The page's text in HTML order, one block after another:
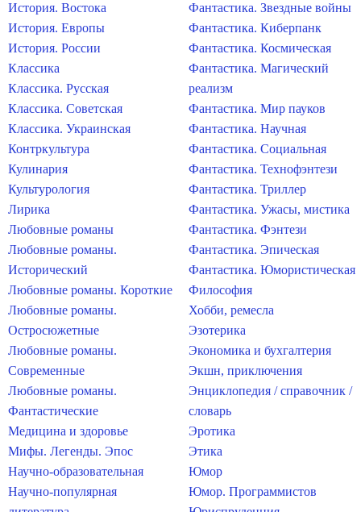
История. Востока
История. Европы
История. России
Классика
Классика. Русская
Классика. Советская
Классика. Украинская
Контркультура
Кулинария
Культурология
Лирика
Любовные романы
Любовные романы.
Исторический
Любовные романы. Короткие
Любовные романы.
Остросюжетные
Любовные романы.
Современные
Любовные романы.
Фантастические
Медицина и здоровье
Мифы. Легенды. Эпос
Научно-образовательная
Научно-популярная
Фантастика. Звездные войны
Фантастика. Киберпанк
Фантастика. Космическая
Фантастика. Магический
реализм
Фантастика. Мир пауков
Фантастика. Научная
Фантастика. Социальная
Фантастика. Технофэнтези
Фантастика. Триллер
Фантастика. Ужасы, мистика
Фантастика. Фэнтези
Фантастика. Эпическая
Фантастика. Юмористическая
Философия
Хобби, ремесла
Эзотерика
Экономика и бухгалтерия
Экшн, приключения
Энциклопедия / справочник /
словарь
Эротика
Этика
Юмор
Юмор. Программистов